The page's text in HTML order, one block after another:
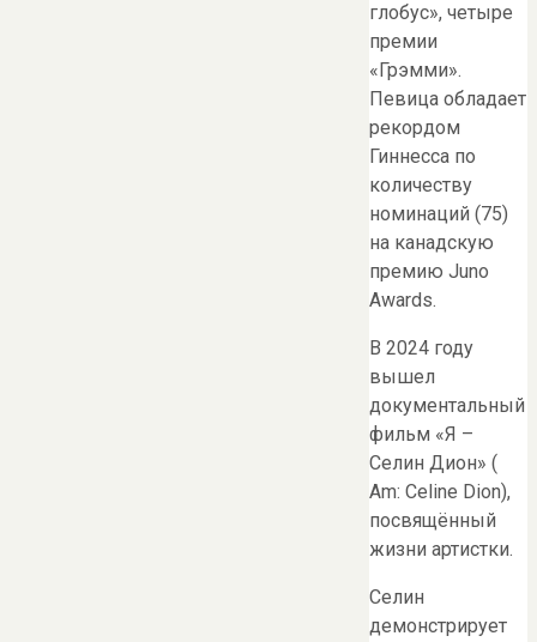
глобус», четыре
премии
«Грэмми».
Певица обладает
рекордом
Гиннесса по
количеству
номинаций (75)
на канадскую
премию Juno
Awards.
В 2024 году
вышел
документальный
фильм «Я –
Селин Дион» (
Am: Celine Dion),
посвящённый
жизни артистки.
Селин
демонстрирует